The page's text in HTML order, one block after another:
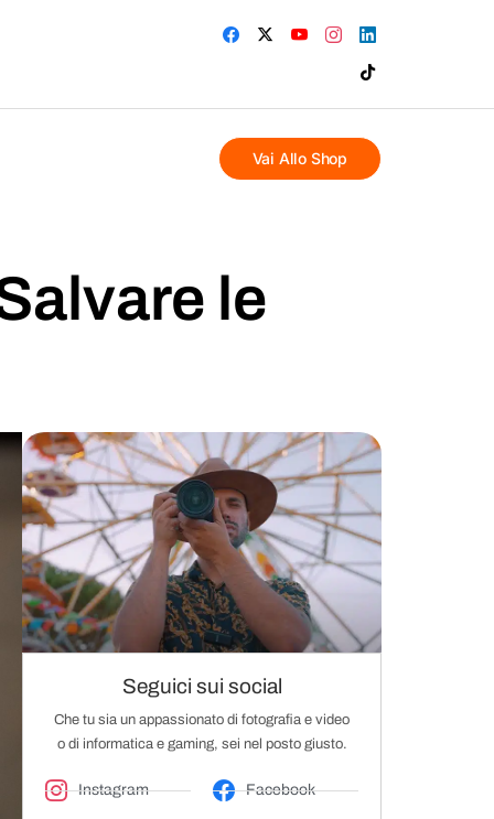
Vai Allo Shop
le
Seguici sui social
Che tu sia un appassionato di fotografia e video
o di informatica e gaming, sei nel posto giusto.
Instagram Facebook